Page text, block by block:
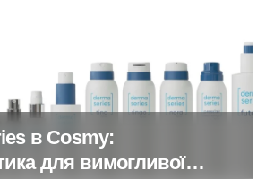
в Cosmy:
для вимогливої